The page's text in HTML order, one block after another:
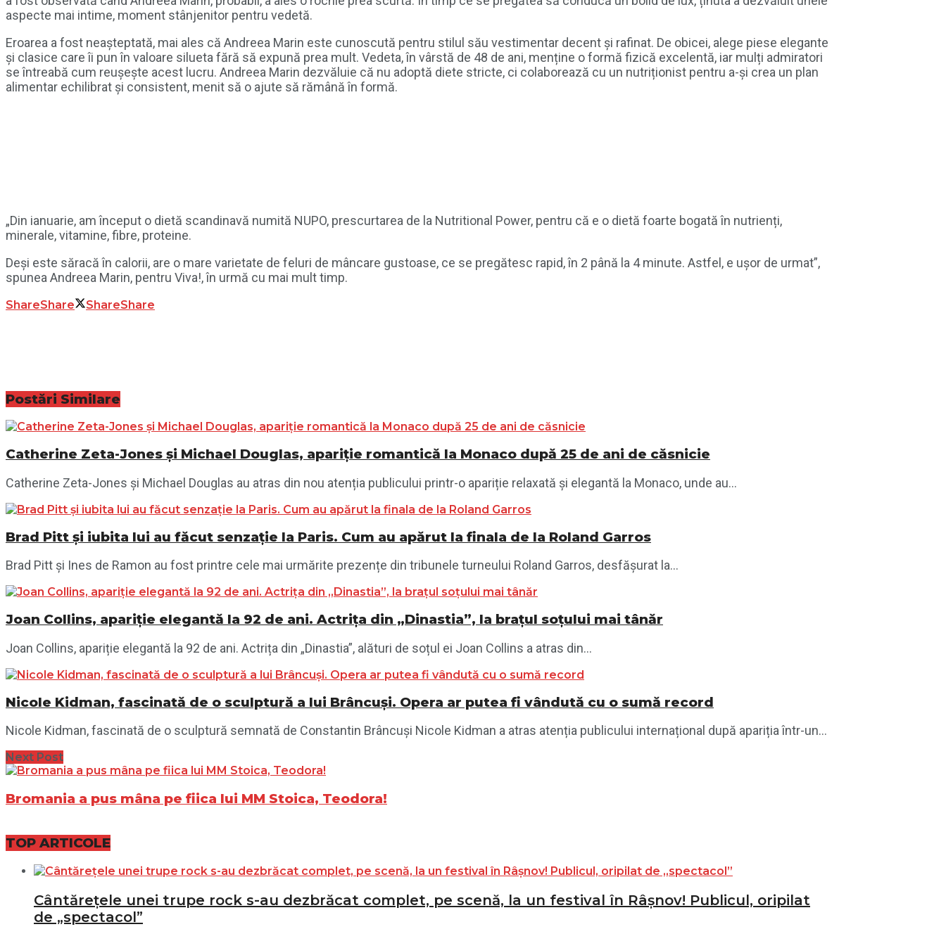
aspecte mai intime, moment stânjenitor pentru vedetă.
Eroarea a fost neașteptată, mai ales că Andreea Marin este cunoscută pentru stilul său vestimentar decent și rafinat. De obicei, alege piese elegante
și clasice care îi pun în valoare silueta fără să expună prea mult. Vedeta, în vârstă de 48 de ani, menține o formă fizică excelentă, iar mulți admiratori
se întreabă cum reușește acest lucru. Andreea Marin dezvăluie că nu adoptă diete stricte, ci colaborează cu un nutriționist pentru a-și crea un plan
alimentar echilibrat și consistent, menit să o ajute să rămână în formă.
„Din ianuarie, am început o dietă scandinavă numită NUPO, prescurtarea de la Nutritional Power, pentru că e o dietă foarte bogată în nutrienți,
minerale, vitamine, fibre, proteine.
Deși este săracă în calorii, are o mare varietate de feluri de mâncare gustoase, ce se pregătesc rapid, în 2 până la 4 minute. Astfel, e ușor de urmat”,
spunea Andreea Marin, pentru Viva!, în urmă cu mai mult timp.
ShareShare ShareShare
Postări Similare
Catherine Zeta-Jones și Michael Douglas, apariție romantică la Monaco după 25 de ani de căsnicie
Catherine Zeta-Jones și Michael Douglas au atras din nou atenția publicului printr-o apariție relaxată și elegantă la Monaco, unde au...
Brad Pitt și iubita lui au făcut senzație la Paris. Cum au apărut la finala de la Roland Garros
Brad Pitt și Ines de Ramon au fost printre cele mai urmărite prezențe din tribunele turneului Roland Garros, desfășurat la...
Joan Collins, apariție elegantă la 92 de ani. Actrița din „Dinastia”, la brațul soțului mai tânăr
Joan Collins, apariție elegantă la 92 de ani. Actrița din „Dinastia”, alături de soțul ei Joan Collins a atras din...
Nicole Kidman, fascinată de o sculptură a lui Brâncuși. Opera ar putea fi vândută cu o sumă record
Nicole Kidman, fascinată de o sculptură semnată de Constantin Brâncuși Nicole Kidman a atras atenția publicului internațional după apariția într-un...
Next Post
Bromania a pus mâna pe fiica lui MM Stoica, Teodora!
TOP ARTICOLE
Cântărețele unei trupe rock s-au dezbrăcat complet, pe scenă, la un festival în Râșnov! Publicul, oripilat
de „spectacol”